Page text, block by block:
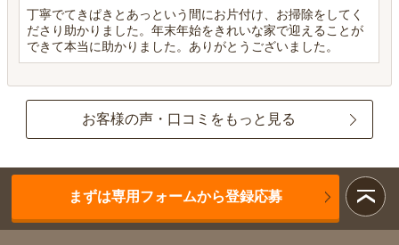
丁寧でてきぱきとあっという間にお片付け、お掃除をしてく
ださり助かりました。年末年始をきれいな家で迎えることが
できて本当に助かりました。ありがとうございました。
お客様の声・口コミをもっと見る
まずは専用フォームから登録応募